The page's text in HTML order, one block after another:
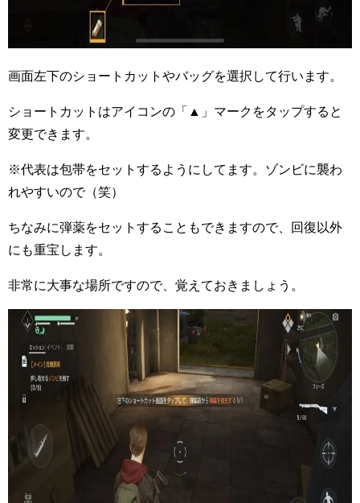
画面左下のショートカットやバッグを選択して行います。
ショートカットはアイコンの「▲」マークをタップすると
変更できます。
※代表は包帯をセットするようにしてます。ゾンビに襲わ
れやすいので（笑）
ちなみに弾薬をセットすることもできますので、回復以外
にも重宝します。
非常に大事な場所ですので、覚えておきましょう。